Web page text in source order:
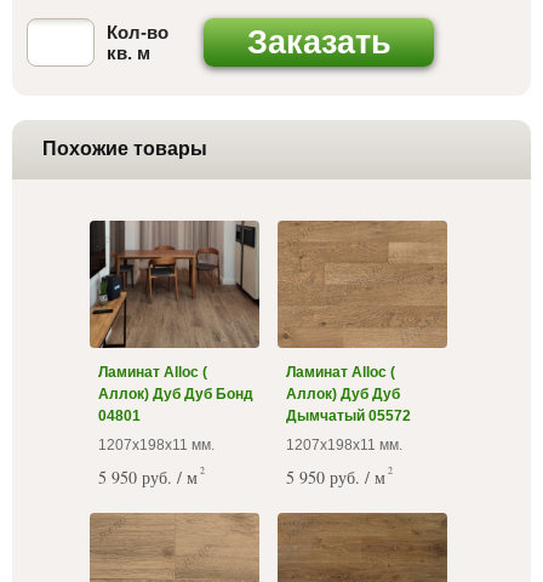
Кол-во
кв. м
Заказать
Похожие товары
Ламинат Alloc (
Аллок) Дуб Дуб Бонд
04801
1207х198х11 мм.
5 950 руб. / м 2
Ламинат Alloc (
Аллок) Дуб Дуб
Дымчатый 05572
1207х198х11 мм.
5 950 руб. / м 2